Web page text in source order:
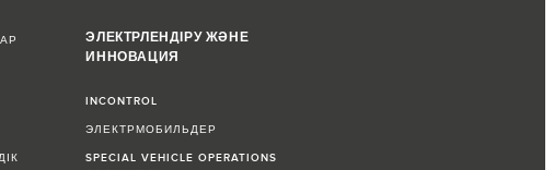
ЭЛЕКТРЛЕНДІРУ ЖӘНЕ
ИННОВАЦИЯ
INCONTROL
ЭЛЕКТРМОБИЛЬДЕР
SPECIAL VEHICLE OPERATIONS